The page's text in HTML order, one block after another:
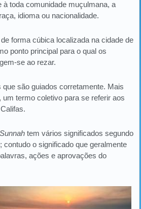
à toda comunidade muçulmana, a
idioma ou nacionalidade.
forma cúbica localizada na cidade de
ponto principal para o qual os
se ao rezar.
que são guiados corretamente. Mais
um termo coletivo para se referir aos
Sunnah tem vários significados segundo
contudo o significado que geralmente
ações e aprovações do